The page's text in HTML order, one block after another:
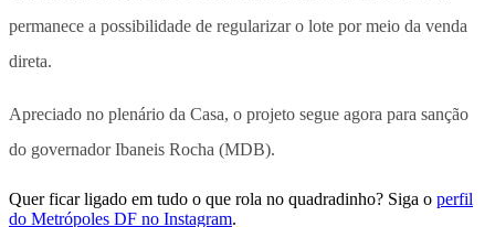
permanece a possibilidade de regularizar o lote por meio da venda
direta.
Apreciado no plenário da Casa, o projeto segue agora para sanção
do governador Ibaneis Rocha (MDB).
Quer ficar ligado em tudo o que rola no quadradinho? Siga o perfil
do Metrópoles DF no Instagram.